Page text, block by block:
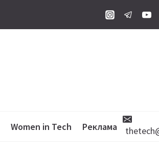
Women in Tech Реклама